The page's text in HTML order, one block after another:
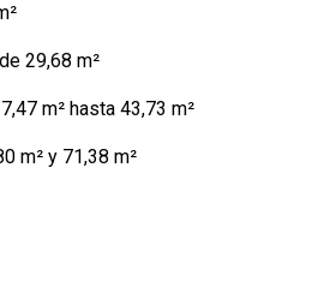
29,68 m²
m² hasta 43,73 m²
m² y 71,38 m²